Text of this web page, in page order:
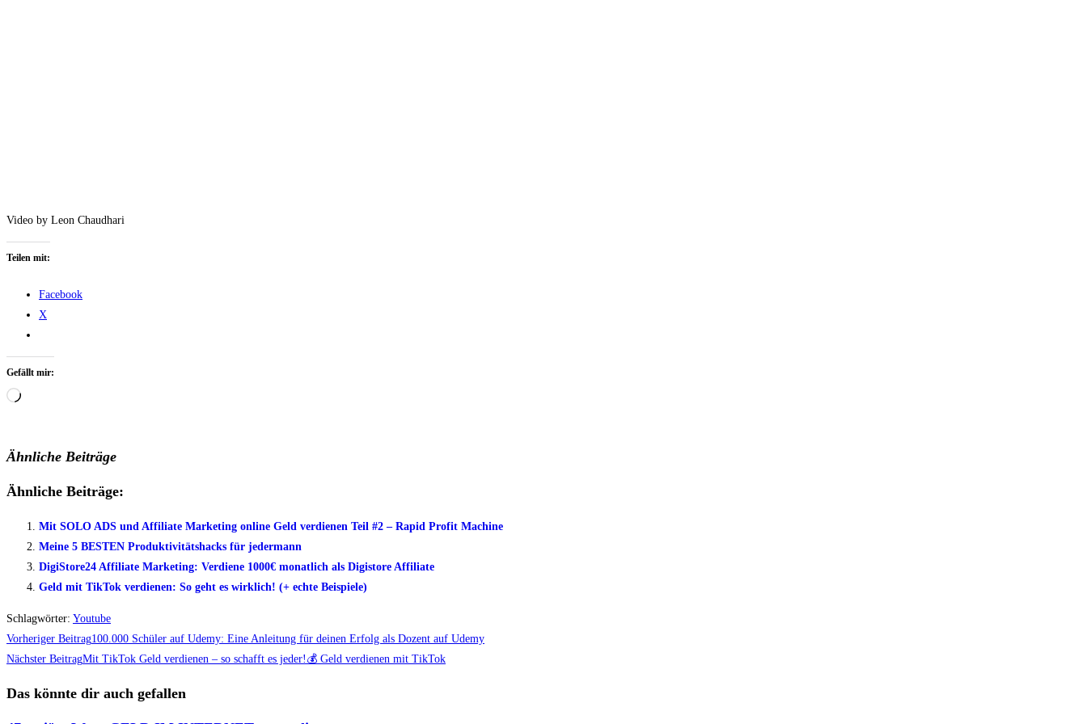
Video by Leon Chaudhari
Teilen mit:
Facebook
X
Gefällt mir:
Wird
Ähnliche Beiträge
Ähnliche Beiträge:
Mit SOLO ADS und Affiliate Marketing online Geld verdienen Teil #2 – Rapid Profit Machine
Meine 5 BESTEN Produktivitätshacks für jedermann
DigiStore24 Affiliate Marketing: Verdiene 1000€ monatlich als Digistore Affiliate
Geld mit TikTok verdienen: So geht es wirklich! (+ echte Beispiele)
Schlagwörter: Youtube
Weitere
Artikel
ansehen
Vorheriger Beitrag100.000 Schüler auf Udemy: Eine Anleitung für deinen Erfolg als Dozent auf Udemy
Nächster BeitragMit TikTok Geld verdienen – so schafft es jeder!💰 Geld verdienen mit TikTok
Das könnte dir auch gefallen